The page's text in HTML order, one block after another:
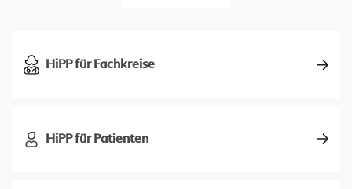
HiPP für Fachkreise
HiPP für Patienten